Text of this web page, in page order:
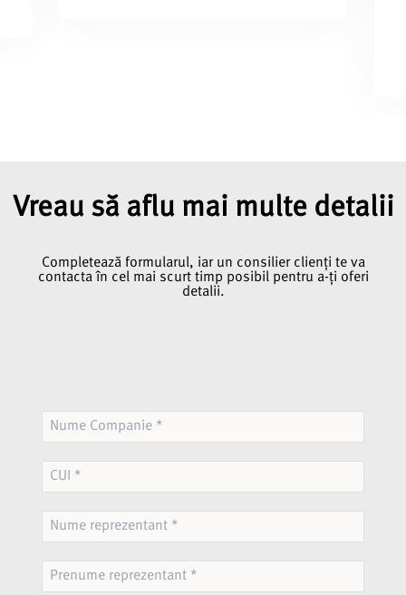
Vreau să aflu mai multe detalii
Completează formularul, iar un consilier clienți te va
contacta în cel mai scurt timp posibil pentru a-ți oferi
detalii.